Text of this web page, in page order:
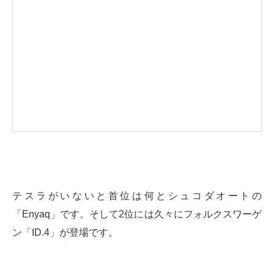
テスラがいないと首位は何とシュコダオートの
「Enyaq」です。そして2位には久々にフォルクスワーゲ
ン「ID.4」が登場です。